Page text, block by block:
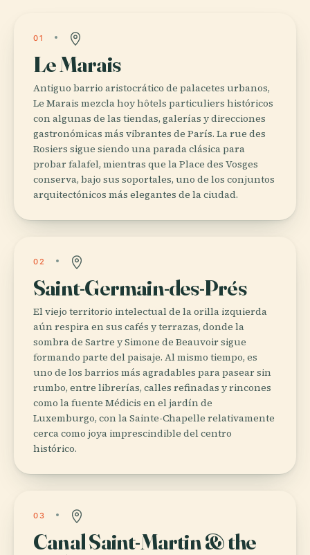
01
Le Marais
Antiguo barrio aristocrático de palacetes urbanos,
Le Marais mezcla hoy hôtels particuliers históricos
con algunas de las tiendas, galerías y direcciones
gastronómicas más vibrantes de París. La rue des
Rosiers sigue siendo una parada clásica para
probar falafel, mientras que la Place des Vosges
conserva, bajo sus soportales, uno de los conjuntos
arquitectónicos más elegantes de la ciudad.
02
Saint-Germain-des-Prés
El viejo territorio intelectual de la orilla izquierda
aún respira en sus cafés y terrazas, donde la
sombra de Sartre y Simone de Beauvoir sigue
formando parte del paisaje. Al mismo tiempo, es
uno de los barrios más agradables para pasear sin
rumbo, entre librerías, calles refinadas y rincones
como la fuente Médicis en el jardín de
Luxemburgo, con la Sainte-Chapelle relativamente
cerca como joya imprescindible del centro
histórico.
03
Canal Saint-Martin & the